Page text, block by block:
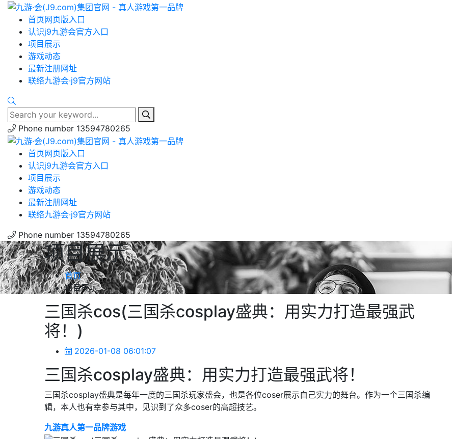
首页网页版入口
认识j9九游会官方入口
项目展示
游戏动态
最新注册网址
联络九游会·j9官方网站
Phone number 13594780265
首页网页版入口
认识j9九游会官方入口
项目展示
游戏动态
最新注册网址
联络九游会·j9官方网站
Phone number 13594780265
项目展示
首页
项目展示
三国杀cos(三国杀cosplay盛典：用实力打造最强武
将！)
2026-01-08 06:01:07
三国杀cosplay盛典：用实力打造最强武将！
三国杀cosplay盛典是每年一度的三国杀玩家盛会，也是各位coser展示自己实力的舞台。作为一个三国杀编
辑，本人也有幸参与其中，见识到了众多coser的高超技艺。
九游真人第一品牌游戏